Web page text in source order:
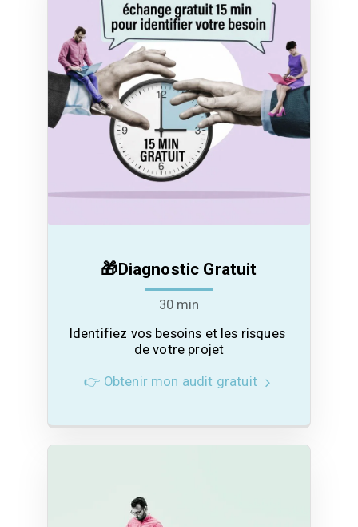
🎁Diagnostic Gratuit
30 min
Identifiez vos besoins et les risques
de votre projet
👉 Obtenir mon audit gratuit